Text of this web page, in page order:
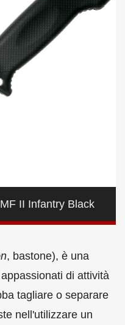
II Infantry Black
, bastone), è una
di attività
tagliare o separare
nell'utilizzare un